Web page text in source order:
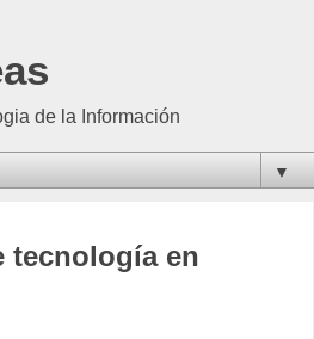
de la Información
▼
tecnología en